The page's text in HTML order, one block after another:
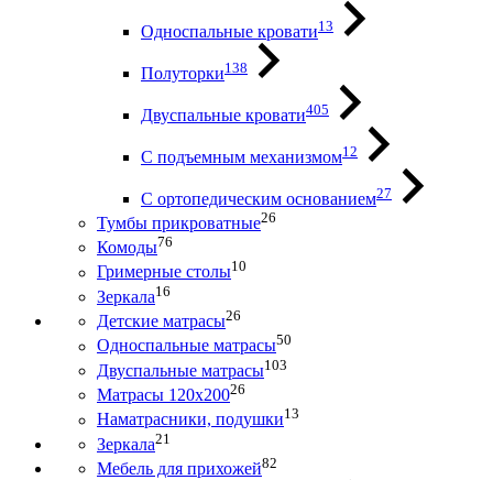
Односпальные кровати13
Полуторки138
Двуспальные кровати405
С подъемным механизмом12
С ортопедическим основанием27
Тумбы прикроватные26
Комоды76
Гримерные столы10
Зеркала16
Детские матрасы26
Односпальные матрасы50
Двуспальные матрасы103
Матрасы 120х20026
Наматрасники, подушки13
Зеркала21
Мебель для прихожей82